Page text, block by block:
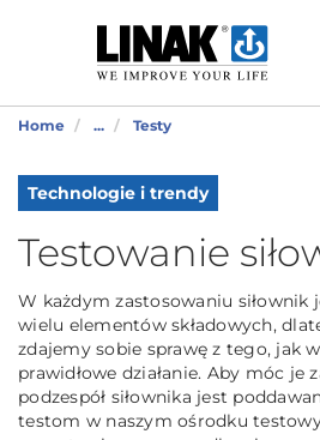
Home ... Testy
Technologie i trendy
Testowanie
W każdym zastosowaniu siłownik
wielu elementów składowych,
zdajemy sobie sprawę z tego, jak
prawidłowe działanie. Aby móc je
podzespół siłownika jest
testom w naszym ośrodku